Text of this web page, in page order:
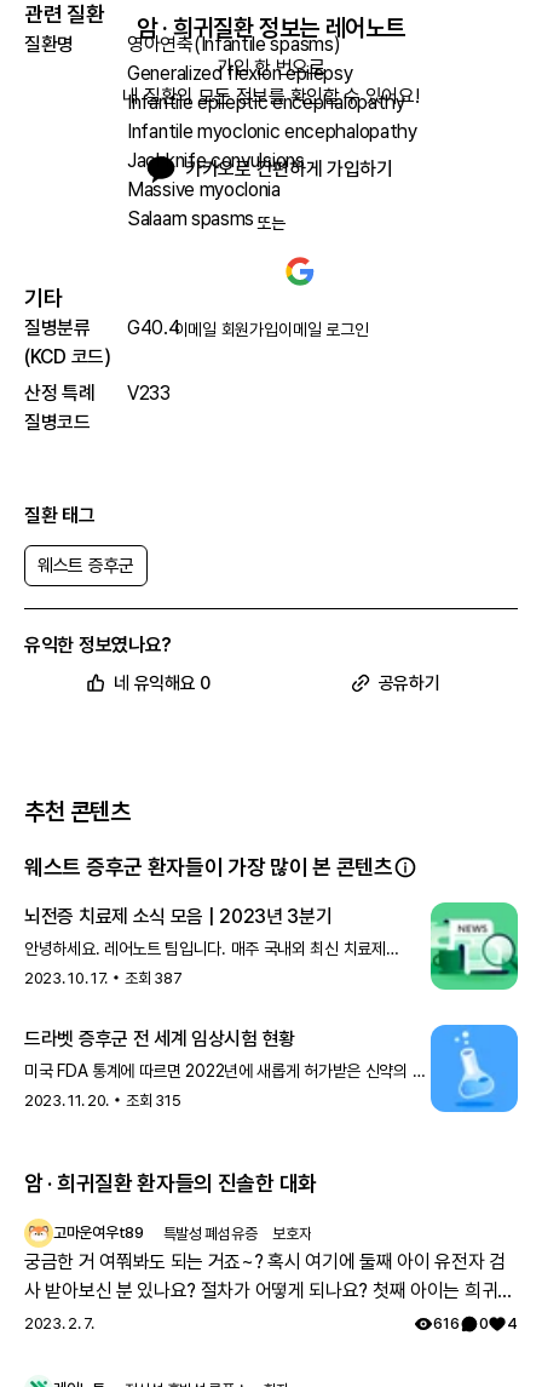
관련 질환
질환명
영아연축(Infantile spasms)
Generalized flexion epilepsy
Infantile epileptic encephalopathy
Infantile myoclonic encephalopathy
Jackknife convulsions
Massive myoclonia
Salaam spasms
기타
질병분류
(KCD 코드)
G40.4
산정 특례
질병코드
V233
암 · 희귀질환 정보는 레어노트
가입 한 번으로
내 질환의 모든 정보를 확인할 수 있어요!
카카오로 간편하게 가입하기
또는
이메일 회원가입이메일 로그인
질환 태그
웨스트 증후군
유익한 정보였나요?
네 유익해요 0 공유하기
추천 콘텐츠
웨스트 증후군 환자들이 가장 많이 본 콘텐츠
뇌전증 치료제 소식 모음 | 2023년 3분기
안녕하세요. 레어노트 팀입니다. 매주 국내외 최신 치료제
정보를 전달해 드리는 의학 소식, 잘 받아 보고 계신가요?
2023. 10. 17. 조회 387
드라벳 증후군 전 세계 임상시험 현황
미국 FDA 통계에 따르면 2022년에 새롭게 허가받은 신약의 약
20%가 희귀질환 치료제라고 해요. 전 세계에서 진행되고 있는
2023. 11. 20. 조회 315
암 · 희귀질환 환자들의 진솔한 대화
고마운여우t89 특발성 폐섬유증 보호자
궁금한 거 여쭤봐도 되는 거죠~? 혹시 여기에 둘째 아이 유전자 검
사 받아보신 분 있나요? 절차가 어떻게 되나요? 첫째 아이는 희귀질
환 진단받았고, 당시에 애기 아빠랑 저랑 유전자 검사했는데 돌연변
걱정스러워서리.. 다들 몇주차에 무슨 검사하셨나요? 도움 좀 주심
2023. 2. 7. 616 0 4